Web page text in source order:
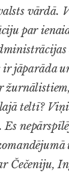
vārdā.
par
ir jāparāda
teltī?
Čečeniju,